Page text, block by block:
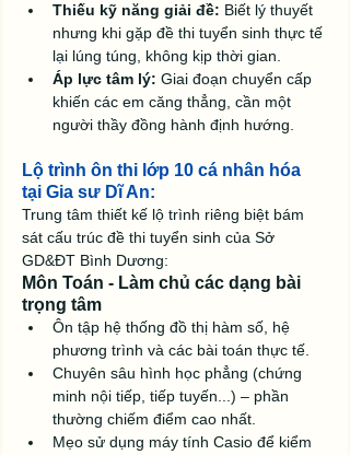
Thiếu kỹ năng giải đề: Biết lý thuyết
nhưng khi gặp đề thi tuyển sinh thực tế
lại lúng túng, không kịp thời gian.
Áp lực tâm lý: Giai đoạn chuyển cấp
khiến các em căng thẳng, cần một
người thầy đồng hành định hướng.
Lộ trình ôn thi lớp 10 cá nhân hóa
tại Gia sư Dĩ An:
Trung tâm thiết kế lộ trình riêng biệt bám
sát cấu trúc đề thi tuyển sinh của Sở
GD&ĐT Bình Dương:
Môn Toán - Làm chủ các dạng bài
trọng tâm
Ôn tập hệ thống đồ thị hàm số, hệ
phương trình và các bài toán thực tế.
Chuyên sâu hình học phẳng (chứng
minh nội tiếp, tiếp tuyến...) – phần
thường chiếm điểm cao nhất.
Mẹo sử dụng máy tính Casio để kiểm